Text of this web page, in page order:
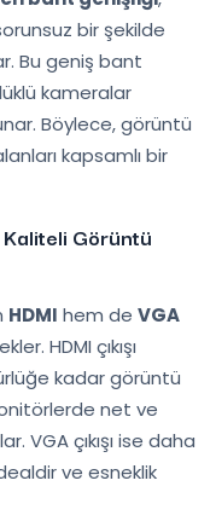
bir şekilde
Bu geniş bant
kameralar
Böylece, görüntü
kapsamlı bir
Kaliteli Görüntü
HDMI hem de VGA
HDMI çıkışı
kadar görüntü
net ve
VGA çıkışı ise daha
ve esneklik